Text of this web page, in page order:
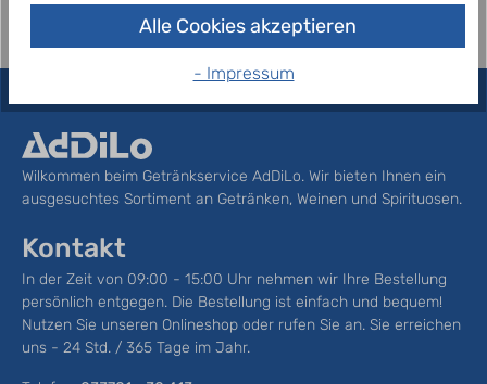
Wilkommen beim Getränkservice AdDiLo. Wir bieten Ihnen ein
ausgesuchtes Sortiment an Getränken, Weinen und Spirituosen.
Kontakt
In der Zeit von 09:00 - 15:00 Uhr nehmen wir Ihre Bestellung
persönlich entgegen. Die Bestellung ist einfach und bequem!
Nutzen Sie unseren Onlineshop oder rufen Sie an. Sie erreichen
uns - 24 Std. / 365 Tage im Jahr.
Alle Cookies akzeptieren
- Impressum